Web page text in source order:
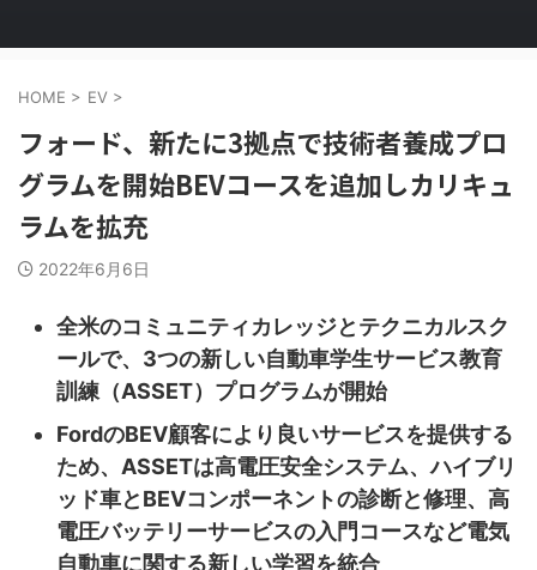
HOME > EV >
フォード、新たに3拠点で技術者養成プロ
グラムを開始BEVコースを追加しカリキュ
ラムを拡充
2022年6月6日
全米のコミュニティカレッジとテクニカルスク
ールで、3つの新しい自動車学生サービス教育
訓練（ASSET）プログラムが開始
FordのBEV顧客により良いサービスを提供する
ため、ASSETは高電圧安全システム、ハイブリ
ッド車とBEVコンポーネントの診断と修理、高
電圧バッテリーサービスの入門コースなど電気
自動車に関する新しい学習を統合